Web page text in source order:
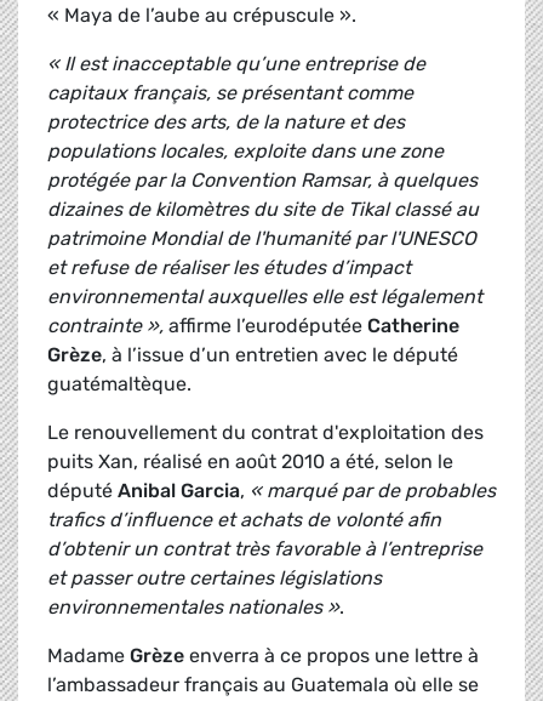
« Maya de l’aube au crépuscule ».
« Il est inacceptable qu’une entreprise de
capitaux français, se présentant comme
protectrice des arts, de la nature et des
populations locales, exploite dans une zone
protégée par la Convention Ramsar, à quelques
dizaines de kilomètres du site de Tikal classé au
patrimoine Mondial de l'humanité par l'UNESCO
et refuse de réaliser les études d’impact
environnemental auxquelles elle est légalement
contrainte », affirme l’eurodéputée Catherine
Grèze, à l’issue d’un entretien avec le député
guatémaltèque.
Le renouvellement du contrat d'exploitation des
puits Xan, réalisé en août 2010 a été, selon le
député Anibal Garcia, « marqué par de probables
trafics d’influence et achats de volonté afin
d’obtenir un contrat très favorable à l’entreprise
et passer outre certaines législations
environnementales nationales ».
Madame Grèze enverra à ce propos une lettre à
l’ambassadeur français au Guatemala où elle se